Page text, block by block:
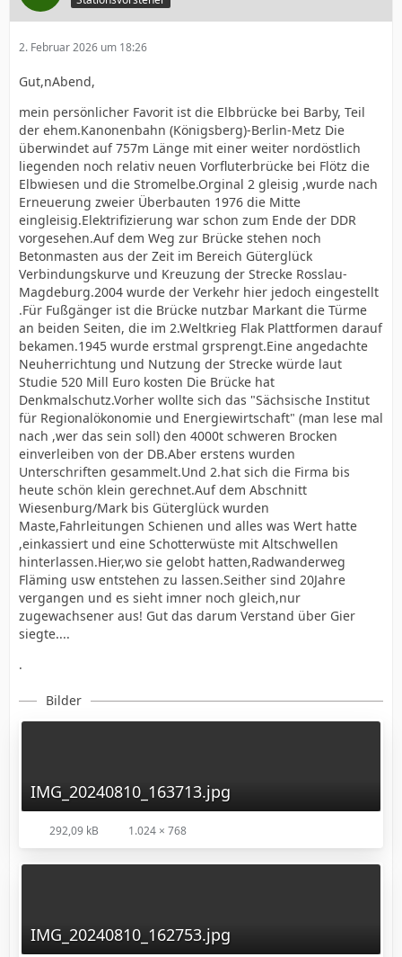
2. Februar 2026 um 18:26
Gut,nAbend,
mein persönlicher Favorit ist die Elbbrücke bei Barby, Teil
der ehem.Kanonenbahn (Königsberg)-Berlin-Metz Die
überwindet auf 757m Länge mit einer weiter nordöstlich
liegenden noch relativ neuen Vorfluterbrücke bei Flötz die
Elbwiesen und die Stromelbe.Orginal 2 gleisig ,wurde nach
Erneuerung zweier Überbauten 1976 die Mitte
eingleisig.Elektrifizierung war schon zum Ende der DDR
vorgesehen.Auf dem Weg zur Brücke stehen noch
Betonmasten aus der Zeit im Bereich Güterglück
Verbindungskurve und Kreuzung der Strecke Rosslau-
Magdeburg.2004 wurde der Verkehr hier jedoch eingestellt
.Für Fußgänger ist die Brücke nutzbar Markant die Türme
an beiden Seiten, die im 2.Weltkrieg Flak Plattformen darauf
bekamen.1945 wurde erstmal grsprengt.Eine angedachte
Neuherrichtung und Nutzung der Strecke würde laut
Studie 520 Mill Euro kosten Die Brücke hat
Denkmalschutz.Vorher wollte sich das "Sächsische Institut
für Regionalökonomie und Energiewirtschaft" (man lese mal
nach ,wer das sein soll) den 4000t schweren Brocken
einverleiben von der DB.Aber erstens wurden
Unterschriften gesammelt.Und 2.hat sich die Firma bis
heute schön klein gerechnet.Auf dem Abschnitt
Wiesenburg/Mark bis Güterglück wurden
Maste,Fahrleitungen Schienen und alles was Wert hatte
,einkassiert und eine Schotterwüste mit Altschwellen
hinterlassen.Hier,wo sie gelobt hatten,Radwanderweg
Fläming usw entstehen zu lassen.Seither sind 20Jahre
vergangen und es sieht imner noch gleich,nur
zugewachsener aus! Gut das darum Verstand über Gier
siegte....
.
Bilder
IMG_20240810_163713.jpg
292,09 kB 1.024 × 768
IMG_20240810_162753.jpg